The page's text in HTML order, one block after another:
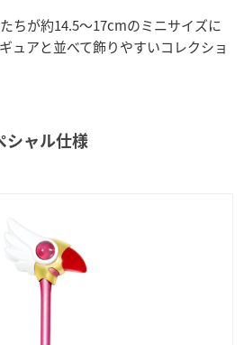
ちが約14.5～17cmのミニサイズに
ュアと並べて飾りやすいコレクショ
シャル仕様